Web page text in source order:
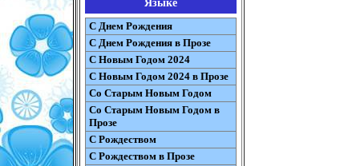
Языке
С Днем Рождения
С Днем Рождения в Прозе
С Новым Годом 2024
С Новым Годом 2024 в Прозе
Со Старым Новым Годом
Со Старым Новым Годом в
Прозе
С Рождеством
С Рождеством в Прозе